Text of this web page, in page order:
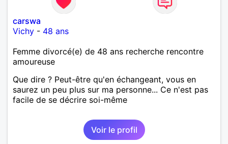
carswa
Vichy - 48 ans
Femme divorcé(e) de 48 ans recherche rencontre
amoureuse
Que dire ? Peut-être qu'en échangeant, vous en
saurez un peu plus sur ma personne... Ce n'est pas
facile de se décrire soi-même
Voir le profil